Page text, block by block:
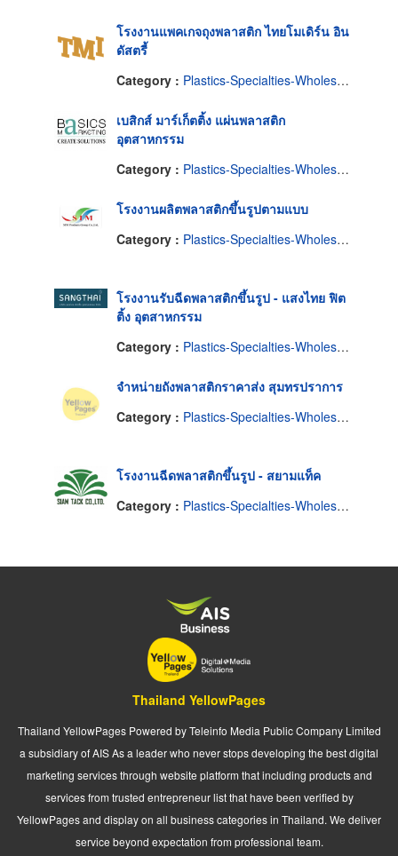
โรงงานแพคเกจถุงพลาสติก ไทยโมเดิร์น อิน
ดัสตรี้
Category : Plastics-Specialties-Wholesales & Manufacturers
เบสิกส์ มาร์เก็ตติ้ง แผ่นพลาสติก
อุตสาหกรรม
Category : Plastics-Specialties-Wholesales & Manufacturers
โรงงานผลิตพลาสติกขึ้นรูปตามแบบ
Category : Plastics-Specialties-Wholesales & Manufacturers
โรงงานรับฉีดพลาสติกขึ้นรูป - แสงไทย ฟิต
ติ้ง อุตสาหกรรม
Category : Plastics-Specialties-Wholesales & Manufacturers
จำหน่ายถังพลาสติกราคาส่ง สุมทรปราการ
Category : Plastics-Specialties-Wholesales & Manufacturers
โรงงานฉีดพลาสติกขึ้นรูป - สยามแท็ค
Category : Plastics-Specialties-Wholesales & Manufacturers
Thailand YellowPages
Thailand YellowPages Powered by Teleinfo Media Public Company Limited
a subsidiary of AIS As a leader who never stops developing the best digital
marketing services through website platform that including products and
services from trusted entrepreneur list that have been verified by
YellowPages and display on all business categories in Thailand. We deliver
service beyond expectation from professional team.